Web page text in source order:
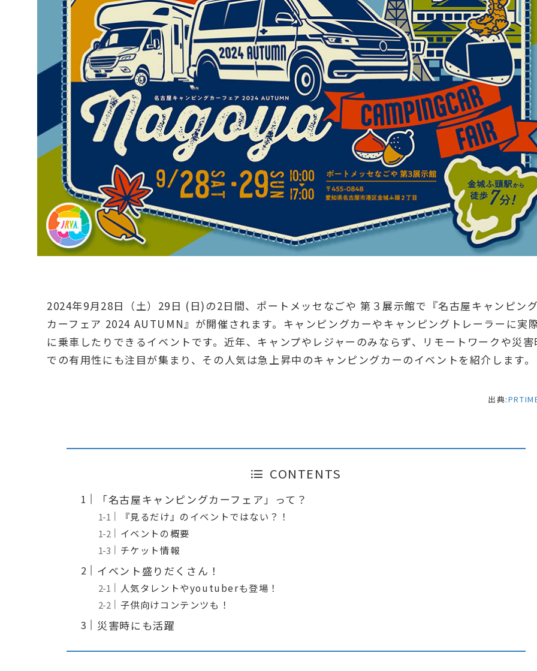
2024年9月28日（土）29日 (日)の2日間、ポートメッセなごや 第３展示館で『名古屋キャンピン
カーフェア 2024 AUTUMN』が開催されます。キャンピングカーやキャンピングトレーラーに実
に乗車したりできるイベントです。近年、キャンプやレジャーのみならず、リモートワークや災
での有用性にも注目が集まり、その人気は急上昇中のキャンピングカーのイベントを紹介します。
出典:
CONTENTS
「名古屋キャンピングカーフェア」って？
『見るだけ』のイベントではない？！
イベントの概要
チケット情報
イベント盛りだくさん！
人気タレントやyoutuberも登場！
子供向けコンテンツも！
災害時にも活躍